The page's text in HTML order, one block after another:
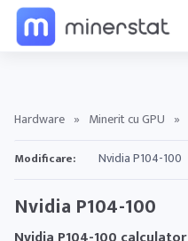
Hardware » Minerit cu GPU »
Modificare:
Nvidia P104-100